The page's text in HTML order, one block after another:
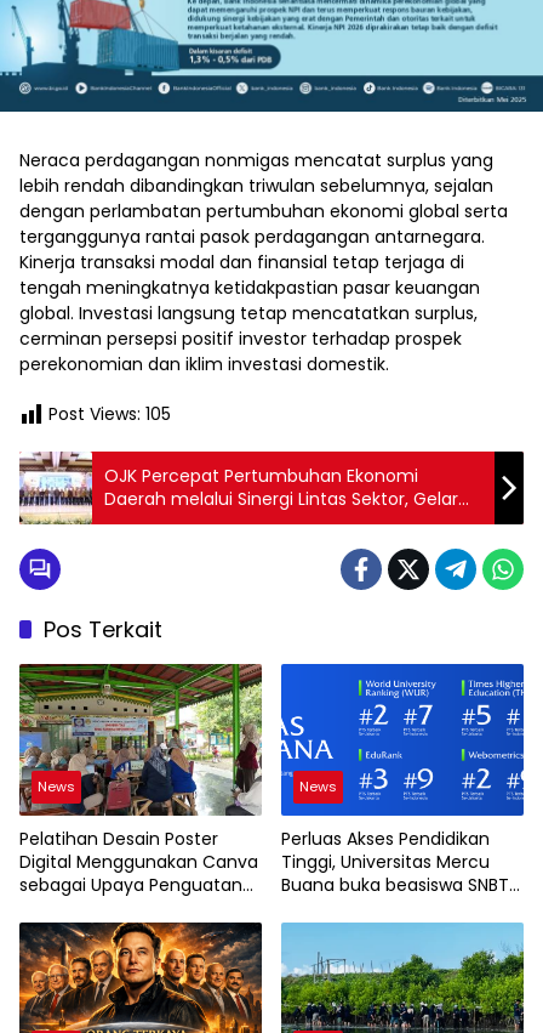
Neraca perdagangan nonmigas mencatat surplus yang
lebih rendah dibandingkan triwulan sebelumnya, sejalan
dengan perlambatan pertumbuhan ekonomi global serta
terganggunya rantai pasok perdagangan antarnegara.
Kinerja transaksi modal dan finansial tetap terjaga di
tengah meningkatnya ketidakpastian pasar keuangan
global. Investasi langsung tetap mencatatkan surplus,
cerminan persepsi positif investor terhadap prospek
perekonomian dan iklim investasi domestik.
Post Views: 105
OJK Percepat Pertumbuhan Ekonomi
Daerah melalui Sinergi Lintas Sektor, Gelar
Konferensi Nasional Pengembangan
Pos Terkait
News
Pelatihan Desain Poster
Digital Menggunakan Canva
sebagai Upaya Penguatan
Kader PKK Kelurahan Bambu
Apus
News
Perluas Akses Pendidikan
Tinggi, Universitas Mercu
Buana buka beasiswa SNBT